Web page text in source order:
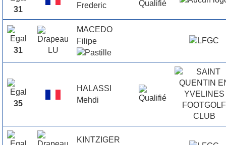
31
Frederic
31
MACEDO
Filipe
35
HALASSI
Mehdi
KINTZIGER